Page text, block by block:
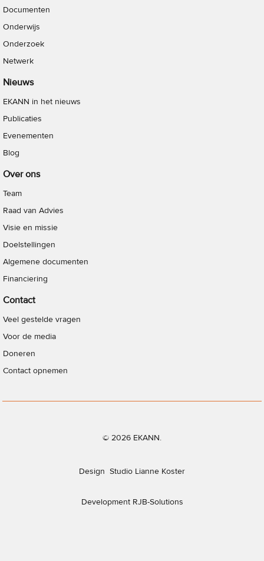
Documenten
Onderwijs
Onderzoek
Netwerk
Nieuws
EKANN in het nieuws
Publicaties
Evenementen
Blog
Over ons
Team
Raad van Advies
Visie en missie
Doelstellingen
Algemene documenten
Financiering
Contact
Veel gestelde vragen
Voor de media
Doneren
Contact opnemen
© 2026 EKANN.
Design Studio Lianne Koster
Development RJB-Solutions